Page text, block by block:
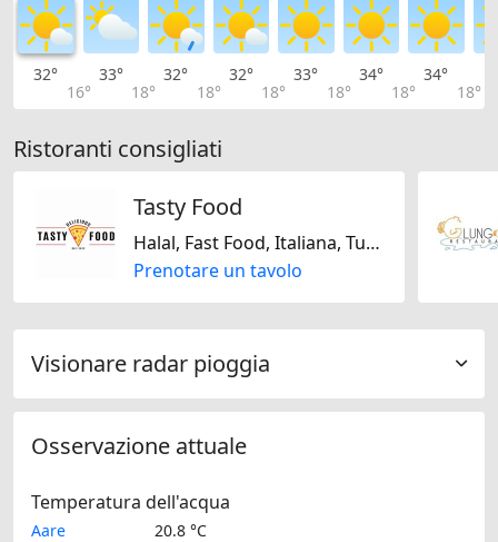
32°
16°
33°
18°
32°
18°
32°
18°
33°
18°
34°
18°
34°
18°
Ristoranti consigliati
Tasty Food
Halal, Fast Food, Italiana, Turca
Prenotare un tavolo
Visionare radar pioggia
Osservazione attuale
Temperatura dell'acqua
Aare 20.8 °C